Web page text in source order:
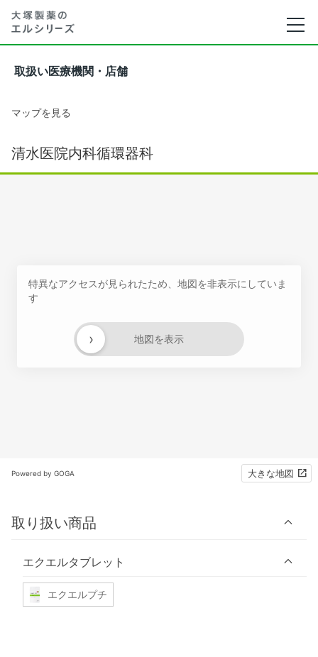
取扱い医療機関・店舗
マップを見る
清水医院内科循環器科
特異なアクセスが見られたため、地図を非表示にしていま
す
地図を表示
›
Powered by GOGA 大きな地図
取り扱い商品
エクエルタブレット
エクエルプチ